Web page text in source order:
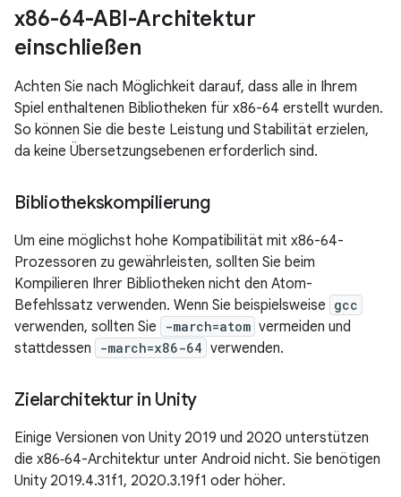
x86-64-ABI-Architektur
einschließen
Achten Sie nach Möglichkeit darauf, dass alle in Ihrem
Spiel enthaltenen Bibliotheken für x86-64 erstellt wurden.
So können Sie die beste Leistung und Stabilität erzielen,
da keine Übersetzungsebenen erforderlich sind.
Bibliothekskompilierung
Um eine möglichst hohe Kompatibilität mit x86-64-
Prozessoren zu gewährleisten, sollten Sie beim
Kompilieren Ihrer Bibliotheken nicht den Atom-
Befehlssatz verwenden. Wenn Sie beispielsweise gcc
verwenden, sollten Sie -march=atom vermeiden und
stattdessen
-march=x86-64 verwenden.
Zielarchitektur in Unity
Einige Versionen von Unity 2019 und 2020 unterstützen
die x86‑64-Architektur unter Android nicht. Sie benötigen
Unity 2019.4.31f1, 2020.3.19f1 oder höher.